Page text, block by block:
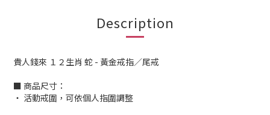
Description
貴人錢來 １２生肖 蛇 - 黃金戒指／尾戒
■ 商品尺寸：
‧ 活動戒圍，可依個人指圍調整